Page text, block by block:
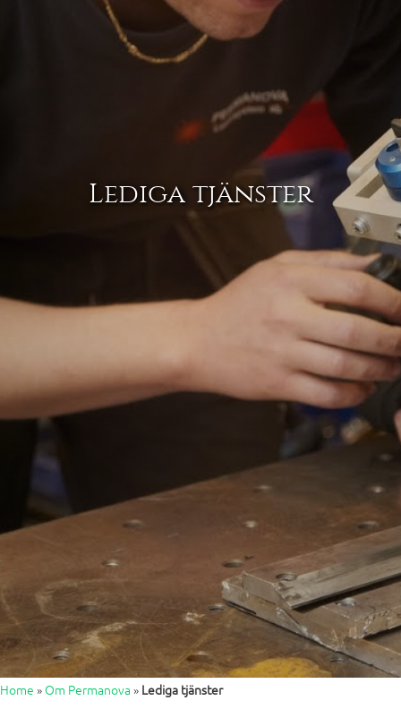
Lediga tjänster
Home » Om Permanova » Lediga tjänster